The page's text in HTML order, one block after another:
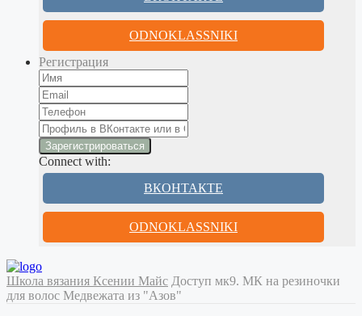
ODNOKLASSNIKI
Регистрация
Connect with:
ВКОНТАКТЕ
ODNOKLASSNIKI
Школа вязания Ксении Майс Доступ мк9. МК на резиночки
для волос Медвежата из "Азов"